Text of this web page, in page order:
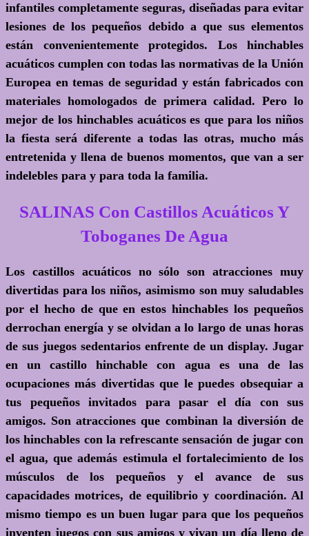
infantiles completamente seguras, diseñadas para evitar
lesiones de los pequeños debido a que sus elementos
están convenientemente protegidos. Los hinchables
acuáticos cumplen con todas las normativas de la Unión
Europea en temas de seguridad y están fabricados con
materiales homologados de primera calidad. Pero lo
mejor de los hinchables acuáticos es que para los niños
la fiesta será diferente a todas las otras, mucho más
entretenida y llena de buenos momentos, que van a ser
indelebles para y para toda la familia.
SALINAS Con Castillos Acuáticos Y
Toboganes De Agua
Los castillos acuáticos no sólo son atracciones muy
divertidas para los niños, asimismo son muy saludables
por el hecho de que en estos hinchables los pequeños
derrochan energía y se olvidan a lo largo de unas horas
de sus juegos sedentarios enfrente de un display. Jugar
en un castillo hinchable con agua es una de las
ocupaciones más divertidas que le puedes obsequiar a
tus pequeños invitados para pasar el día con sus
amigos. Son atracciones que combinan la diversión de
los hinchables con la refrescante sensación de jugar con
el agua, que además estimula el fortalecimiento de los
músculos de los pequeños y el avance de sus
capacidades motrices, de equilibrio y coordinación. Al
mismo tiempo es un buen lugar para que los pequeños
inventen juegos con sus amigos y vivan un día lleno de